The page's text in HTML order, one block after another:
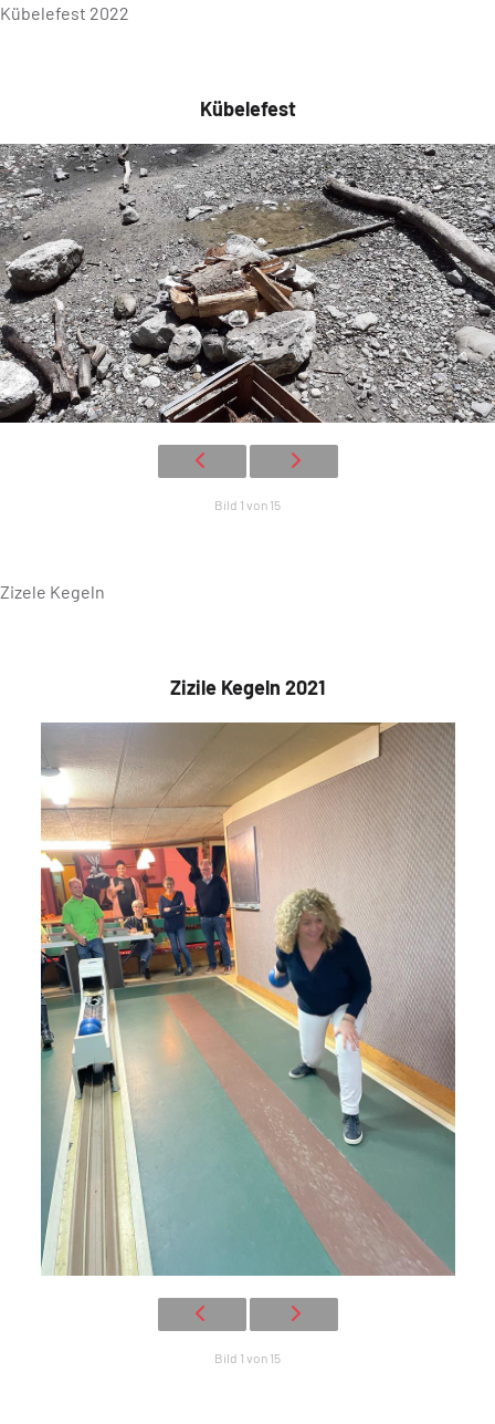
Kübelefest 2022
Kübelefest
Bild 1 von 15
Zizele Kegeln
Zizile Kegeln 2021
Bild 1 von 15